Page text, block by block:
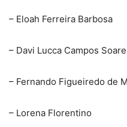
– Eloah Ferreira Barbosa
– Davi Lucca Campos
– Fernando Figueiredo de
– Lorena Florentino